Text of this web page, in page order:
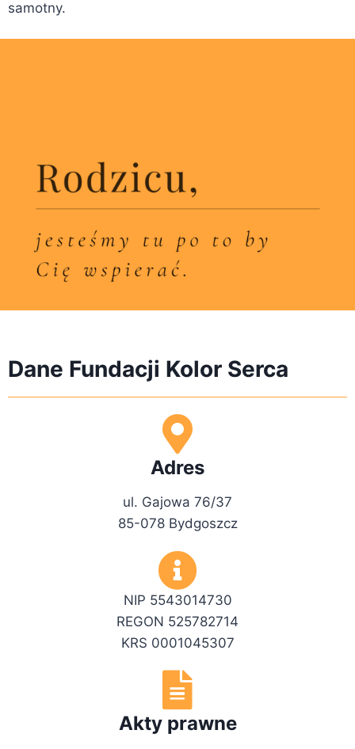
samotny.
Dane Fundacji Kolor Serca
Adres
ul. Gajowa 76/37
85-078 Bydgoszcz
NIP 5543014730
REGON 525782714
KRS 0001045307
Akty prawne